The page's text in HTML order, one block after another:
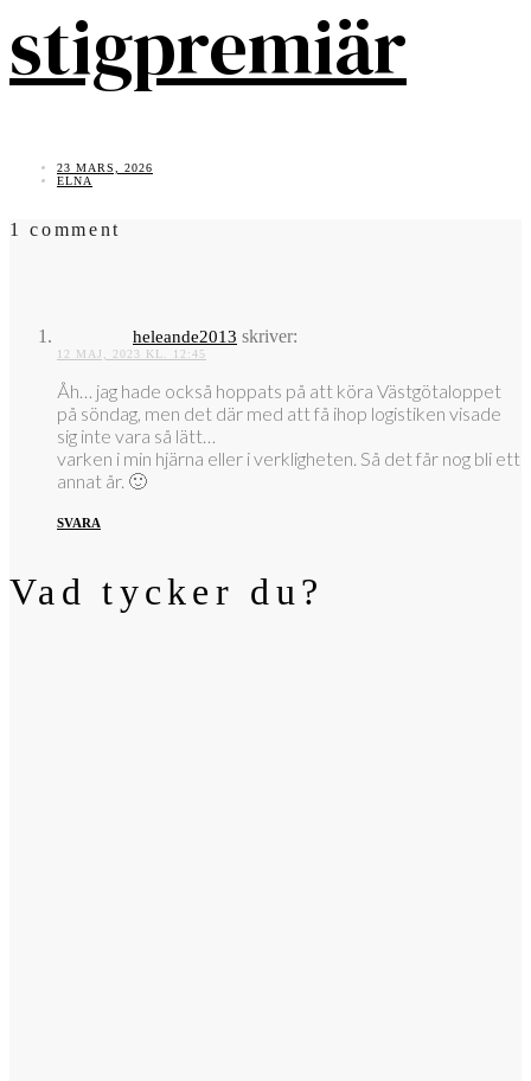
stigpremiär
23 MARS, 2026
ELNA
1 comment
heleande2013 skriver:
12 MAJ, 2023 KL. 12:45
Åh… jag hade också hoppats på att köra Västgötaloppet
på söndag, men det där med att få ihop logistiken visade
sig inte vara så lätt…
varken i min hjärna eller i verkligheten. Så det får nog bli ett
annat år. 🙂
SVARA
Vad tycker du?